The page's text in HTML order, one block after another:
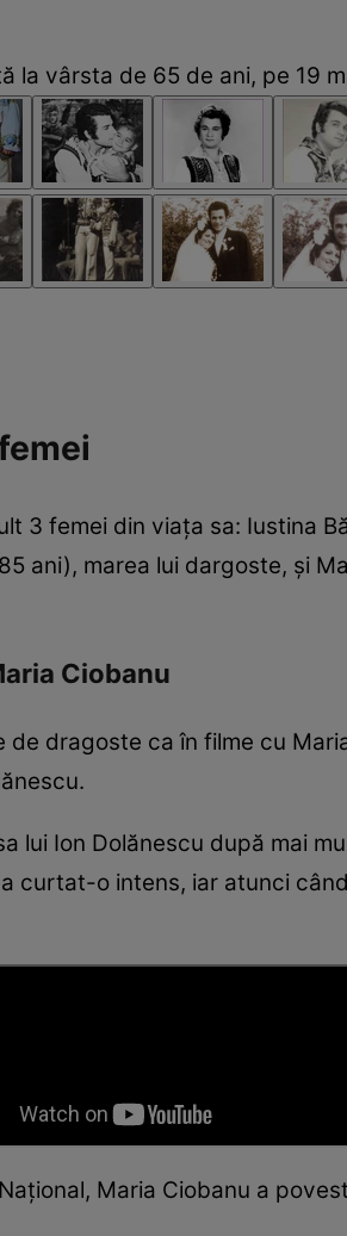
la vârsta de 65 de ani, pe 19
3 femei din viața sa: Iustina
ani), marea lui dargoste, și
Ciobanu
dragoste ca în filme cu
lui Ion Dolănescu după mai
curtat-o intens, iar atunci
Maria Ciobanu a